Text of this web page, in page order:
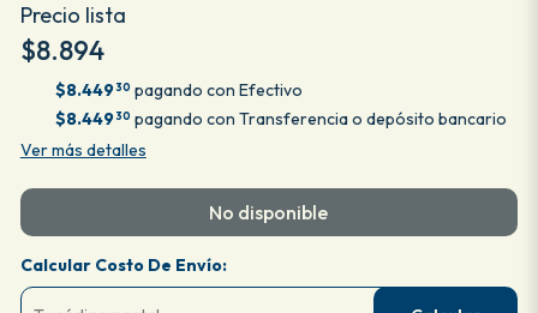
Precio lista
$8.894
$8.449 30 pagando con Efectivo
$8.449 30 pagando con Transferencia o depósito bancario
Ver más detalles
No disponible
Calcular Costo De Envío: